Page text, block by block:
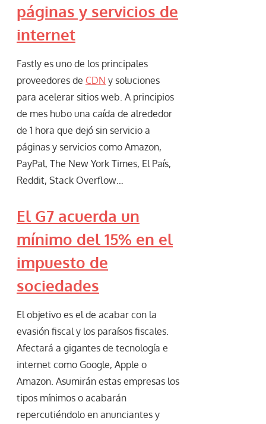
páginas y servicios de
internet
Fastly es uno de los principales
proveedores de CDN y soluciones
para acelerar sitios web. A principios
de mes hubo una caída de alrededor
de 1 hora que dejó sin servicio a
páginas y servicios como Amazon,
PayPal, The New York Times, El País,
Reddit, Stack Overflow…
El G7 acuerda un
mínimo del 15% en el
impuesto de
sociedades
El objetivo es el de acabar con la
evasión fiscal y los paraísos fiscales.
Afectará a gigantes de tecnología e
internet como Google, Apple o
Amazon. Asumirán estas empresas los
tipos mínimos o acabarán
repercutiéndolo en anunciantes y